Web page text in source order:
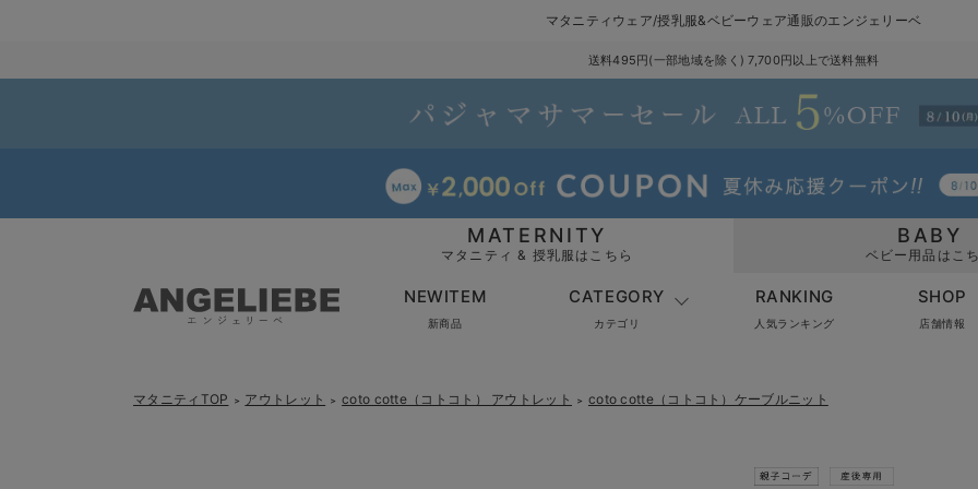
マタニティウェア/授乳服&ベビーウェア通販のエンジェリーベ
送料495円(一部地域を除く) 7,700円以上で送料無料
MATERNITY
マタニティ & 授乳服はこちら
BABY
ベビー用品はこ
NEWITEM
新商品
CATEGORY
カテゴリ
RANKING
人気ランキング
SHOP
店舗情報
マタニティTOP ＞ アウトレット ＞ coto cotte（コトコト） アウトレット ＞ coto cotte（コトコト）ケーブルニット